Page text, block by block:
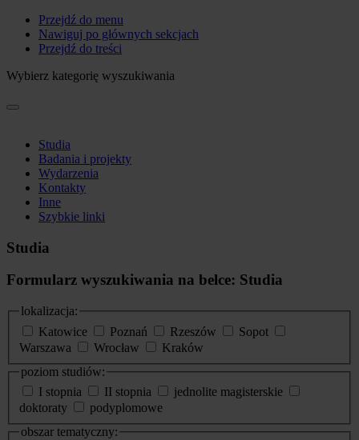
Przejdź do menu
Nawiguj po głównych sekcjach
Przejdź do treści
Wybierz kategorię wyszukiwania
Studia
Badania i projekty
Wydarzenia
Kontakty
Inne
Szybkie linki
Studia
Formularz wyszukiwania na belce: Studia
lokalizacja:
Katowice
Poznań Rzeszów
Sopot
Warszawa
Wrocław
Kraków
poziom studiów:
I stopnia
II stopnia
jednolite magisterskie
doktoraty
podyplomowe
obszar tematyczny: